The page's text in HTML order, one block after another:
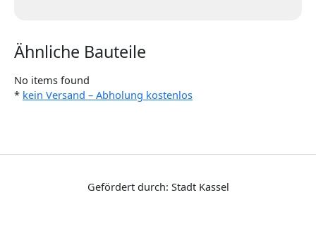
Ähnliche Bauteile
No items found
* kein Versand – Abholung kostenlos
Gefördert durch: Stadt Kassel